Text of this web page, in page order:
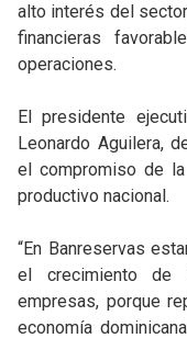
alto interés del
financieras
operaciones.
El presidente
Leonardo Aguilera,
el compromiso de
productivo nacional.
“En Banreservas
el crecimiento de
empresas, porque
economía